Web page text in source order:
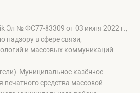
Эл № ФС77-83309 от 03 июня 2022 г.,
надзору в сфере связи,
и массовых коммуникаций
Муниципальное казённое
печатного средства массовой